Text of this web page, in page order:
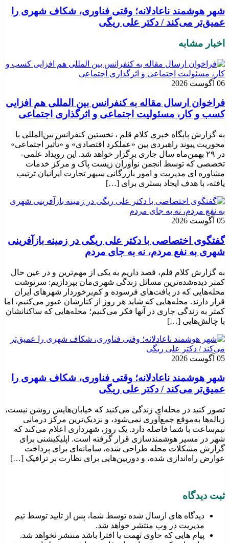
شهر هوشمند ناعادلانه؛ وقتی فناوری، شکاف شهری را
عمیق‌تر می‌کند / دکتر علی ریگی
اخبار مشابه
06 آگوست 2026
فراخوان ارسال مقاله به کنفرانس بین المللی هم افزایی
کسب و کار، مسئولیت اجتماعی و اثرگذاری اجتماعی
به گزارش پایگاه خبری کلام قلم ، نخستین کنفرانس بین‌المللی با
محوریت پیوند راهبردی بین «عملکرد اقتصادی» و «تأثیر اجتماعی»
در ۲۹ بهمن‌ماه سال جاری برگزار خواهد شد. این رویداد علمی-
تخصصی که توسط انجمن نوآوران زیست پاک و مرکز خدمات
مشاوره ای مدیریت و امور بازرگانی سپهر تجارت ایرانیان ترتیب
یافته، با هدف ایجاد بستری برای […]
05 آگوست 2026
گفتگوی اختصاصی با دکتر علی ریگی در زمینه بازآفرینی
شهری به نفع مردم، نه به جای مردم
به گزارش کلام قلم، قصد داریم به یکی از مهم‌ترین و در عین حال
کمتر دیده‌شده‌ترین مسائل زندگی شهری‌مان بپردازیم: سرنوشت
محله‌هایی که در بافت‌های فرسوده و کم‌برخوردار شهرهای ایران
قرار دارند. محله‌هایی که شاید هر روز از کنارشان عبور می‌کنیم، اما
کمتر به زندگی جاری در آنها فکر می‌کنیم؛ محله‌هایی که ساکنانشان
با چالش‌هایی […]
05 آگوست 2026
شهر هوشمند ناعادلانه؛ وقتی فناوری، شکاف شهری را
عمیق‌تر می‌کند / دکتر علی ریگی
تصور کنید در محله‌ای زندگی می‌کنید که خیابان‌هایش روشن نیست،
زباله‌ها به‌موقع جمع‌آوری نمی‌شود، و نزدیک‌ترین مرکز درمانی
نیم‌ساعت با شما فاصله دارد. یک روز، شهرداری اعلام می‌کند که
شهر در مسیر هوشمندسازی قرار گرفته است. اپلیکیشنی برای
گزارش مشکلات محله طراحی شده، سامانه‌ای برای پرداخت
عوارض راه‌اندازی شده، و دوربین‌هایی برای نظارت بر ترافیک […]
ثبت دیدگاه
دیدگاه های ارسال شده توسط شما، پس از تایید توسط تیم
مدیریت در وب منتشر خواهد شد.
پیام هایی که حاوی تهمت یا افترا باشد منتشر نخواهد شد.